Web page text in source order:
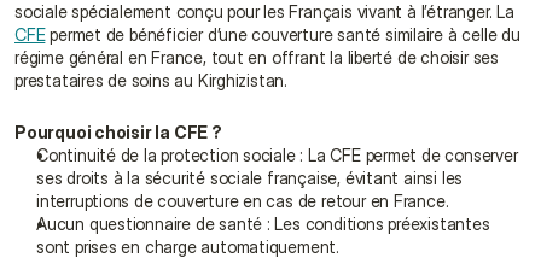
CFE permet de bénéficier d’une couverture santé similaire à celle du
régime général en France, tout en offrant la liberté de choisir ses
prestataires de soins au Kirghizistan.
Pourquoi choisir la CFE ?
Continuité de la protection sociale : La CFE permet de conserver
ses droits à la sécurité sociale française, évitant ainsi les
interruptions de couverture en cas de retour en France.
Aucun questionnaire de santé : Les conditions préexistantes
sont prises en charge automatiquement.